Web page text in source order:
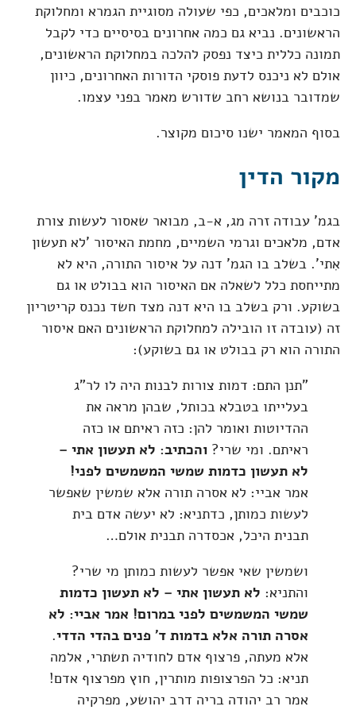
כוכבים ומלאכים, כפי שעולה מסוגיית הגמרא ומחלוקת
הראשונים. נביא גם כמה אחרונים בסיסיים כדי לקבל
תמונה כללית כיצד נפסק להלכה במחלוקת הראשונים,
אולם לא ניכנס לדעת פוסקי הדורות האחרונים, כיוון
שמדובר בנושא רחב שדורש מאמר בפני עצמו.
בסוף המאמר ישנו סיכום מקוצר.
מקור הדין
בגמ' עבודה זרה מג, א-ב, מבואר שאסור לעשות צורת
אדם, מלאכים וגרמי השמיים, מחמת האיסור 'לא תעשון
אִתי'. בשלב בו הגמ' דנה על איסור התורה, היא לא
מתייחסת כלל לשאלה אם האיסור הוא בבולט או גם
בשוקע. ורק בשלב בו היא דנה מצד חשד נכנס קריטריון
זה (עובדה זו הובילה למחלוקת הראשונים האם איסור
התורה הוא רק בבולט או גם בשוקע):
"תנן התם: דמות צורות לבנות היה לו לר"ג
בעלייתו בטבלא בכותל, שבהן מראה את
ההדיוטות ואומר להן: כזה ראיתם או כזה
ראיתם. ומי שרי? והכתיב: לא תעשון אתי –
לא תעשון כדמות שמשי המשמשים לפני!
אמר אביי: לא אסרה תורה אלא שמשין שאפשר
לעשות כמותן, כדתניא: לא יעשה אדם בית
תבנית היכל, אכסדרה תבנית אולם…
ושמשין שאי אפשר לעשות כמותן מי שרי?
והתניא: לא תעשון אתי – לא תעשון כדמות
שמשי המשמשים לפני במרום! אמר אביי: לא
אסרה תורה אלא בדמות ד' פנים בהדי הדדי.
אלא מעתה, פרצוף אדם לחודיה תשתרי, אלמה
תניא: כל הפרצופות מותרין, חוץ מפרצוף אדם!
אמר רב יהודה בריה דרב יהושע, מפרקיה